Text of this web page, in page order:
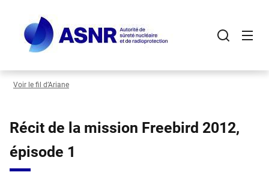
contenu
principal
Voir le fil d’Ariane
Récit de la mission Freebird 2012,
épisode 1